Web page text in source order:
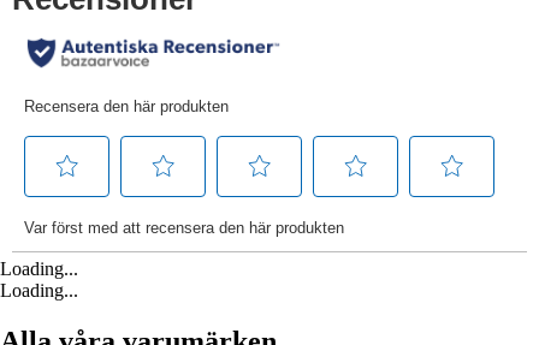
Loading...
Loading...